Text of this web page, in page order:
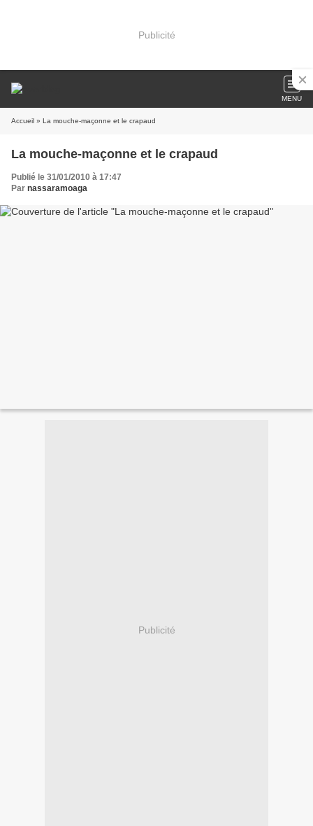
Publicité
MENU
Accueil » La mouche-maçonne et le crapaud
La mouche-maçonne et le crapaud
Publié le 31/01/2010 à 17:47
Par nassaramoaga
Publicité